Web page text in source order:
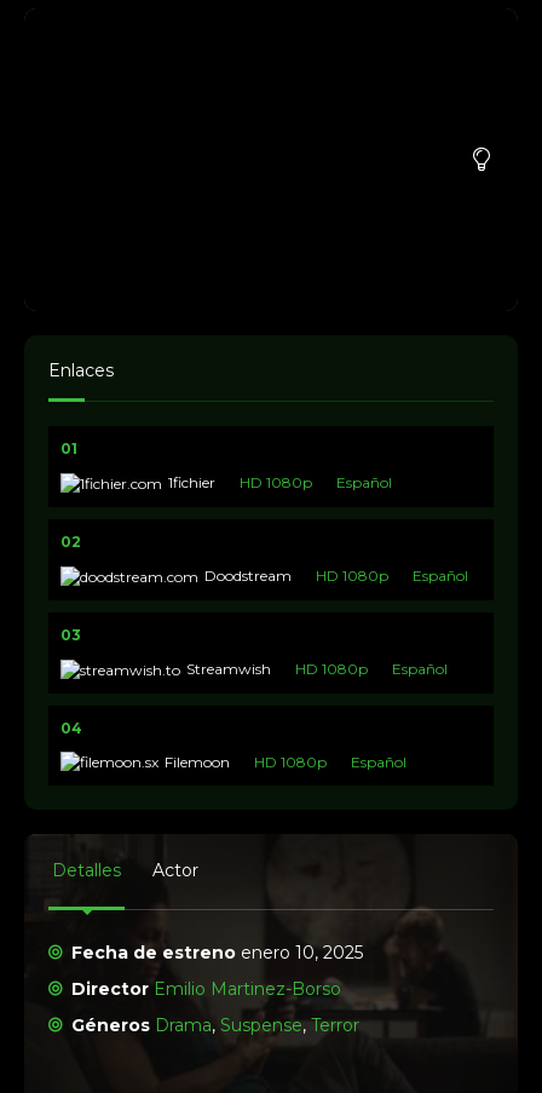
Enlaces
01
1fichier
HD 1080p Español
02
Doodstream
HD 1080p Español
03
Streamwish
HD 1080p Español
04
Filemoon
HD 1080p Español
Detalles Actor
Fecha de estreno enero 10, 2025
Director Emilio Martinez-Borso
Géneros Drama,Suspense,Terror